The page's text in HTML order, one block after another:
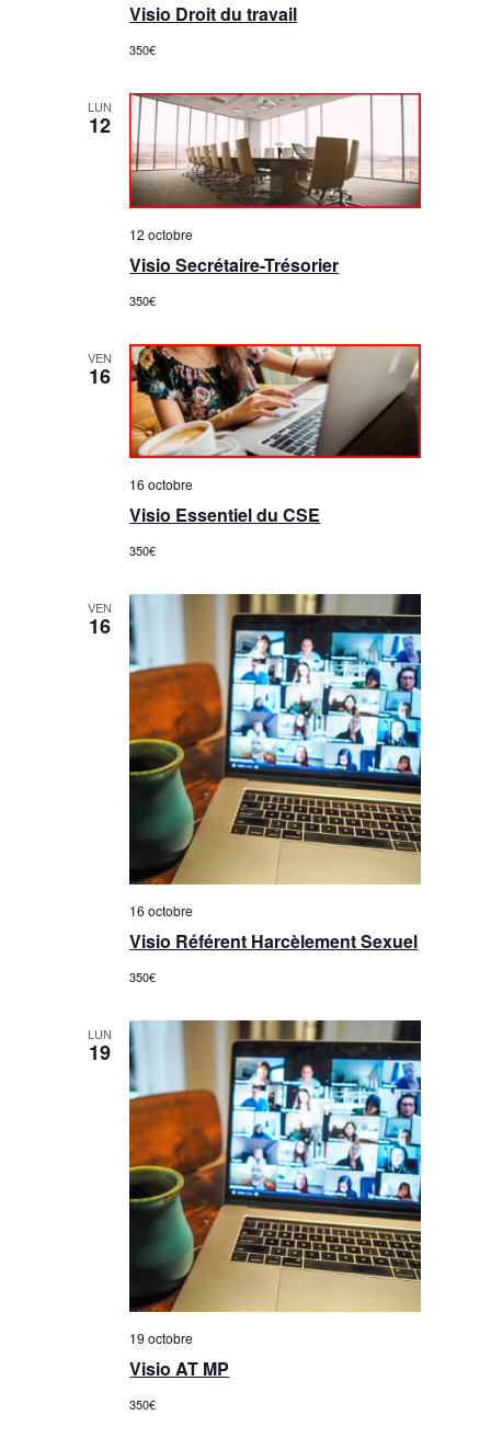
Visio Droit du travail
350€
LUN
12
12 octobre
Visio Secrétaire-Trésorier
350€
VEN
16
16 octobre
Visio Essentiel du CSE
350€
VEN
16
16 octobre
Visio Référent Harcèlement Sexuel
350€
LUN
19
19 octobre
Visio AT MP
350€